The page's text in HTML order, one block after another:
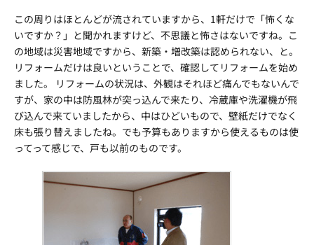
この周りはほとんどが流されていますから、1軒だけで「怖くな
いですか？」と聞かれますけど、不思議と怖さはないですね。こ
の地域は災害地域ですから、新築・増改築は認められない、と。
リフォームだけは良いということで、確認してリフォームを始め
ました。 リフォームの状況は、外観はそれほど痛んでもないんで
すが、家の中は防風林が突っ込んで来たり、冷蔵庫や洗濯機が飛
び込んで来ていましたから、中はひどいもので、壁紙だけでなく
床も張り替えましたね。でも予算もありますから使えるものは使
ってって感じで、戸も以前のものです。